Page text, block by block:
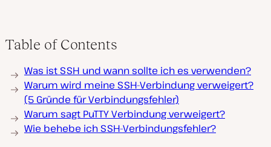
Table of Contents
Was ist SSH und wann sollte ich es verwenden?
Warum wird meine SSH-Verbindung verweigert?
(5 Gründe für Verbindungsfehler)
Warum sagt PuTTY Verbindung verweigert?
Wie behebe ich SSH-Verbindungsfehler?